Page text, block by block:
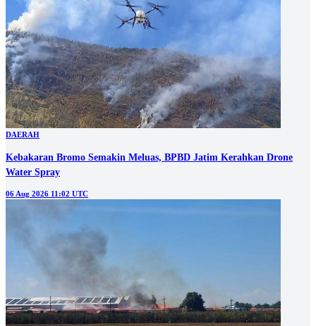
DAERAH
Kebakaran Bromo Semakin Meluas, BPBD Jatim Kerahkan Drone
Water Spray
06 Aug 2026 11:02 UTC